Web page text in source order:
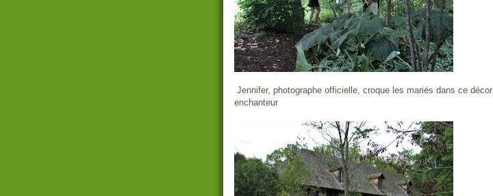
Jennifer, photographe officielle, croque les mariés dans ce décor
enchanteur